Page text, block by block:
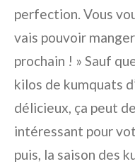
perfection. Vous
vais pouvoir
prochain ! » Sauf
kilos de kumquats
délicieux, ça peut
intéressant pour
puis, la saison des